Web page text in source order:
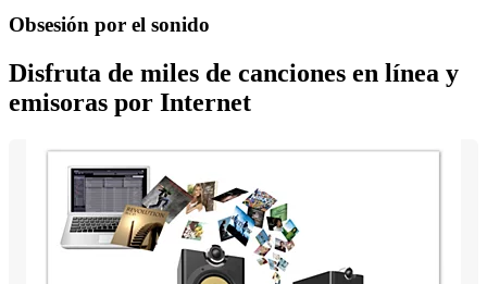
Obsesión por el sonido
Disfruta de miles de canciones en línea y
emisoras por Internet